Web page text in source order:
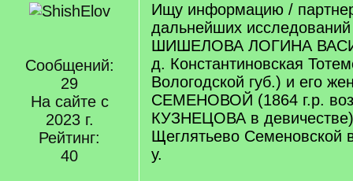
Сообщений:
29
На сайте с
2023 г.
Рейтинг:
40
Ищу информацию /
дальнейших
ШИШЕЛОВА ЛОГИНА
д. Константиновская
Вологодской губ.) и его
СЕМЕНОВОЙ (1864 г.р.
КУЗНЕЦОВА в
Щеглятьево Семеновской
у.